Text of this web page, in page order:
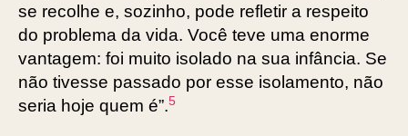
se recolhe e, sozinho, pode refletir a respeito
do problema da vida. Você teve uma enorme
vantagem: foi muito isolado na sua infância. Se
não tivesse passado por esse isolamento, não
seria hoje quem é”.5